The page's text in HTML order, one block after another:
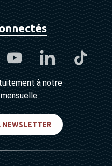
à notre
NEWSLETTER